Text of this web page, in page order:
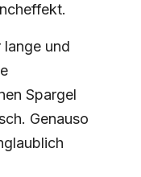
und
Spargel
Genauso